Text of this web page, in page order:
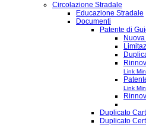
Circolazione Stradale
Educazione Stradale
Documenti
Patente di
Link
Link
Duplicato
Duplicato